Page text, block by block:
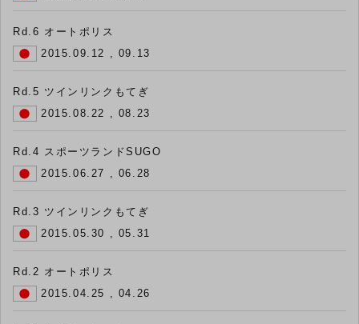
Rd.6 オートポリス
2015.09.12 , 09.13
Rd.5 ツインリンクもてぎ
2015.08.22 , 08.23
Rd.4 スポーツランドSUGO
2015.06.27 , 06.28
Rd.3 ツインリンクもてぎ
2015.05.30 , 05.31
Rd.2 オートポリス
2015.04.25 , 04.26